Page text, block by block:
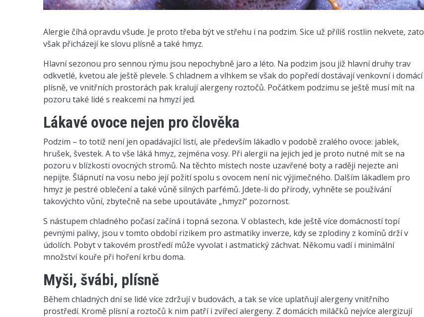
Alergie číhá opravdu všude. Je proto třeba být ve střehu i na podzim. Sice už příliš rostlin nekvete, zato
však přicházejí ke slovu plísně a také hmyz.
Hlavní sezonou pro sennou rýmu jsou nepochybně jaro a léto. Na podzim jsou již hlavní druhy trav
odkvetlé, kvetou ale ještě plevele. S chladnem a vlhkem se však do popředí dostávají venkovní i domácí
plísně, ve vnitřních prostorách pak kralují alergeny roztočů. Počátkem podzimu se ještě musí mít na
pozoru také lidé s reakcemi na hmyzí jed.
Lákavé ovoce nejen pro člověka
Podzim – to totiž není jen opadávající listí, ale především lákadlo v podobě zralého ovoce: jablek,
hrušek, švestek. A to vše láká hmyz, zejména vosy. Při alergii na jejich jed je proto nutné mít se na
pozoru v blízkosti ovocných stromů. Na těchto místech noste uzavřené boty a raději nejezte ani
nepijte. Šlápnutí na vosu nebo její požití spolu s ovocem není nic výjimečného. Dalším lákadlem pro
hmyz je pestré oblečení a také vůně silných parfémů. Jdete-li do přírody, vyhněte se používání
takovýchto vůní, zbytečně na sebe upoutáváte „hmyzí“ pozornost.
S nástupem chladného počasí začíná i topná sezona. V oblastech, kde ještě více domácností topí
pevnými palivy, jsou v tomto období rizikem pro astmatiky inverze, kdy se zplodiny z komínů drží v
údolích. Pobyt v takovém prostředí může vyvolat i astmatický záchvat. Někomu vadí i minimální
množství kouře při hoření krbu doma.
Myši, švábi, plísně
Během chladných dní se lidé více zdržují v budovách, a tak se více uplatňují alergeny vnitřního
prostředí. Kromě plísní a roztočů k nim patří i zvířecí alergeny. Z domácích miláčků nejvíce alergizují